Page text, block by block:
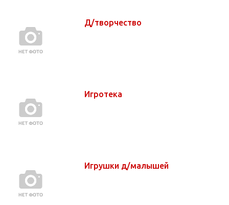
Д/творчество
Игротека
Игрушки д/малышей